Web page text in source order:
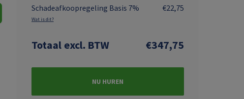
Schadeafkoopregeling Basis 7%
€22,75
Wat is dit?
Totaal excl. BTW €347,75
NU HUREN